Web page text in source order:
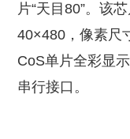
片“天目80”。该
40×480，像素尺
CoS单片全彩显
串行接口。